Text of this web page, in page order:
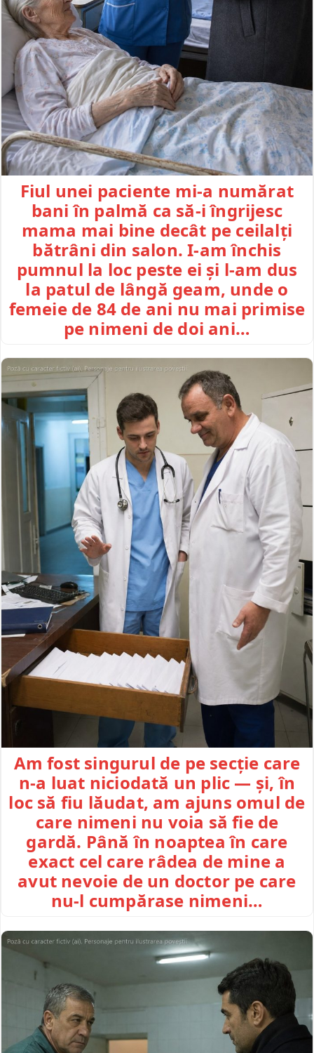
Fiul unei paciente mi-a numărat
bani în palmă ca să-i îngrijesc
mama mai bine decât pe ceilalți
bătrâni din salon. I-am închis
pumnul la loc peste ei și l-am dus
la patul de lângă geam, unde o
femeie de 84 de ani nu mai primise
pe nimeni de doi ani…
Am fost singurul de pe secție care
n-a luat niciodată un plic — și, în
loc să fiu lăudat, am ajuns omul de
care nimeni nu voia să fie de
gardă. Până în noaptea în care
exact cel care râdea de mine a
avut nevoie de un doctor pe care
nu-l cumpărase nimeni…